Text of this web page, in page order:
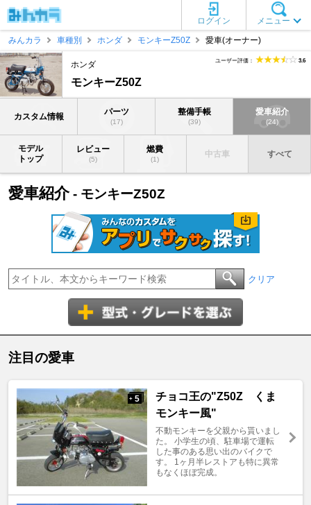
メニュー
ログイン
みんカラ
車種別 ホンダ モンキーZ50Z 愛車(オーナー)
ホンダ
モンキーZ50Z
ユーザー評価： 3.6
カスタム情報 パーツ
(17)
整備手帳
(39)
愛車紹介
(24)
モデル
トップ
レビュー
(5)
燃費
(1)
中古車 すべて
愛車紹介- モンキーZ50Z
クリア
注目の愛車
+ 5
チョコ王の"Z50Z くま
モンキー風"
不動モンキーを父親から貰いまし
た。 小学生の頃、駐車場で運転
した事のある思い出のバイクで
す。 1ヶ月半レストアも特に異常
もなくほぼ完成。